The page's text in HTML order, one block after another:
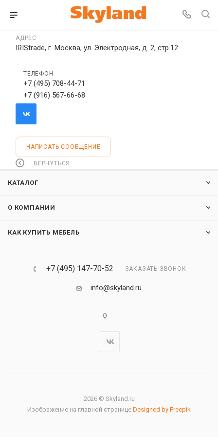
АДРЕС
IRIStrade, г. Москва, ул. Электродная, д. 2, стр.12
ТЕЛЕФОН
+7 (495) 708-44-71
+7 (916) 567-66-68
НАПИСАТЬ СООБЩЕНИЕ
ВЕРНУТЬСЯ
КАТАЛОГ
О КОМПАНИИ
КАК КУПИТЬ МЕБЕЛЬ
+7 (495) 147-70-52 ЗАКАЗАТЬ ЗВОНОК
info@skyland.ru
2026 © Skyland.ru
Изображение на главной странице Designed by Freepik